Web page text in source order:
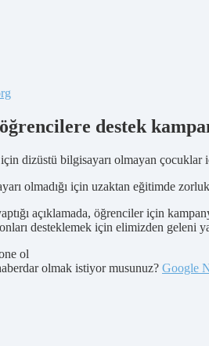
destek
dizüstü bilgisayarı olmayan çocuklar
olmadığı için uzaktan eğitimde
açıklamada, öğrenciler için
desteklemek için elimizden geleni
olmak istiyor musunuz? Google